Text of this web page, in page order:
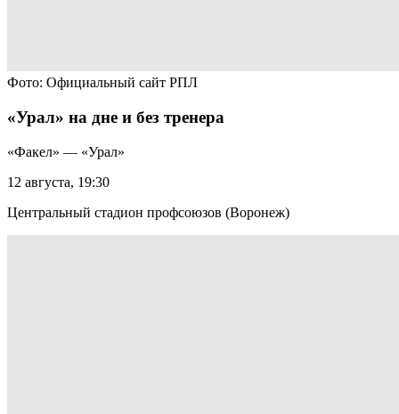
Фото: Официальный сайт РПЛ
«Урал» на дне и без тренера
«Факел» — «Урал»
12 августа, 19:30
Центральный стадион профсоюзов (Воронеж)